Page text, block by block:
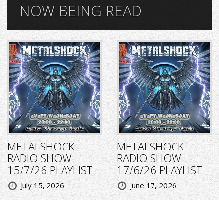
NOW BEING READ
METALSHOCK
RADIO SHOW
15/7/26 PLAYLIST
July 15, 2026
METALSHOCK
RADIO SHOW
17/6/26 PLAYLIST
June 17, 2026